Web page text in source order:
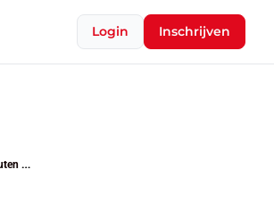
Login Inschrijven
Kamer klaar voor waanzinnig druk najaar met ‘hete herfst’, Senaat bloedt helemaal dood: vorig jaar nauwelijks 10 uur en 19 minuten vergaderd